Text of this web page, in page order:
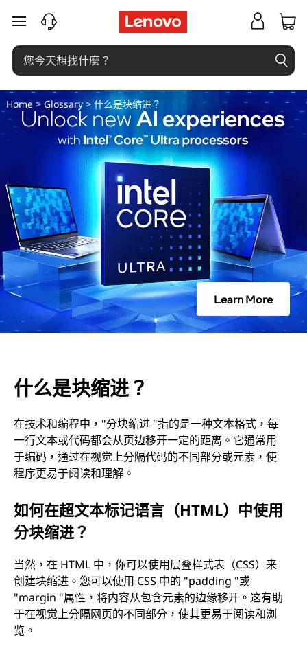
什
么
是
块
缩
？
跳至主要內容
Home> Glossary> 什么是块缩进？
Learn More
什么是块缩进？
在技术和编程中，"分块缩进 "指的是一种文本格式，每
一行文本或代码都会从页边移开一定的距离。它通常用
于编码，通过在视觉上分隔代码的不同部分或元素，使
程序更易于阅读和理解。
如何在超文本标记语言（HTML）中使用
分块缩进？
当然，在 HTML 中，你可以使用层叠样式表（CSS）来
创建块缩进。您可以使用 CSS 中的 "padding "或
"margin "属性，将内容从包含元素的边缘移开。这有助
于在视觉上分隔网页的不同部分，使其更易于阅读和浏
览。